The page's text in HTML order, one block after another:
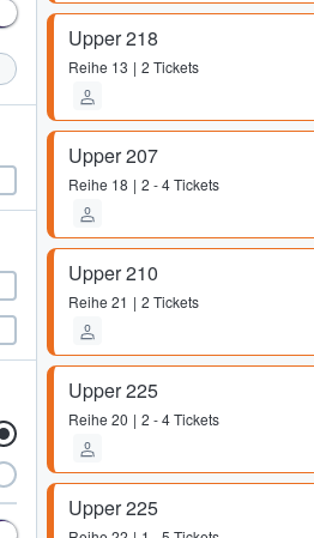
Upper 218
Reihe 13 2 Tickets
Upper 207
Reihe 18 2 - 4 Tickets
Upper 210
Reihe 21 2 Tickets
Upper 225
Reihe 20 2 - 4 Tickets
Upper 225